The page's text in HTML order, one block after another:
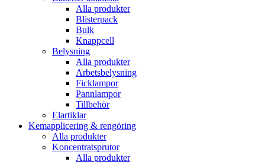
Alla produkter
Blisterpack
Bulk
Knappcell
Belysning
Alla produkter
Arbetsbelysning
Ficklampor
Pannlampor
Tillbehör
Elartiklar
Kemapplicering & rengöring
Alla produkter
Koncentratsprutor
Alla produkter